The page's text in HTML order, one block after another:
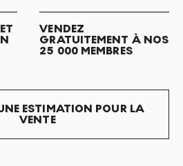
VENDEZ
GRATUITEMENT À NOS
25 000 MEMBRES
ESTIMATION POUR LA
VENTE